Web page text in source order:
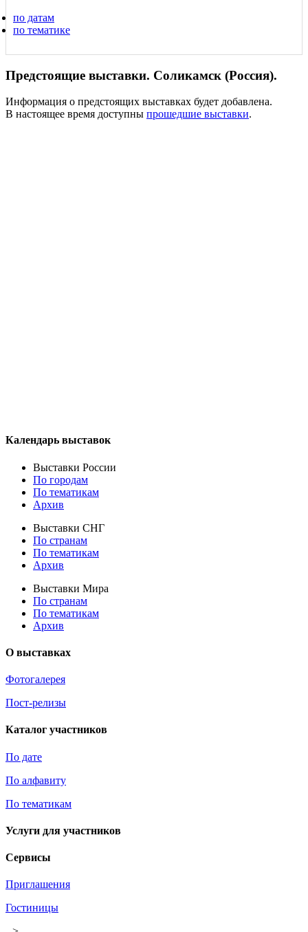
по датам
по тематике
Предстоящие выставки. Соликамск (Россия).
Информация о предстоящих выставках будет добавлена.
В настоящее время доступны прошедшие выставки.
Календарь выставок
Выставки России
По городам
По тематикам
Архив
Выставки СНГ
По странам
По тематикам
Архив
Выставки Мира
По странам
По тематикам
Архив
О выставках
Фотогалерея
Пост-релизы
Каталог участников
По дате
По алфавиту
По тематикам
Услуги для участников
Сервисы
Приглашения
Гостиницы